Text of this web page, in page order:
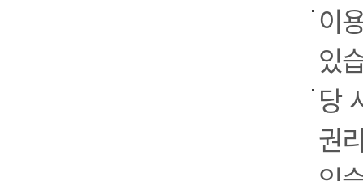
이
있
당
권